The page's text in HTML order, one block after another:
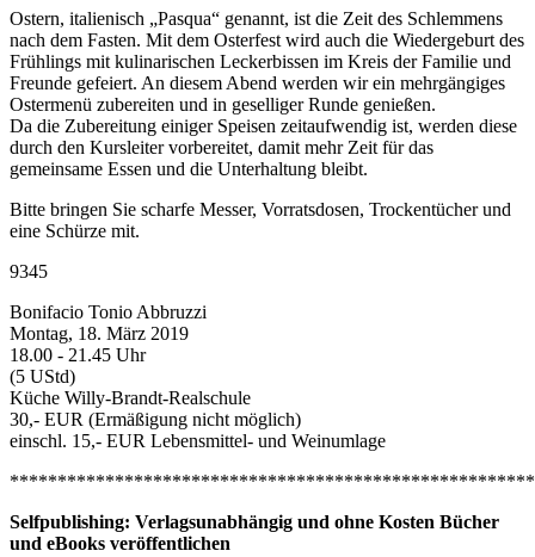
Ostern, italienisch „Pasqua“ genannt, ist die Zeit des Schlemmens
nach dem Fasten. Mit dem Osterfest wird auch die Wiedergeburt des
Frühlings mit kulinarischen Leckerbissen im Kreis der Familie und
Freunde gefeiert. An diesem Abend werden wir ein mehrgängiges
Ostermenü zubereiten und in geselliger Runde genießen.
Da die Zubereitung einiger Speisen zeitaufwendig ist, werden diese
durch den Kursleiter vorbereitet, damit mehr Zeit für das
gemeinsame Essen und die Unterhaltung bleibt.
Bitte bringen Sie scharfe Messer, Vorratsdosen, Trockentücher und
eine Schürze mit.
9345
Bonifacio Tonio Abbruzzi
Montag, 18. März 2019
18.00 - 21.45 Uhr
(5 UStd)
Küche Willy-Brandt-Realschule
30,- EUR (Ermäßigung nicht möglich)
einschl. 15,- EUR Lebensmittel- und Weinumlage
Selfpublishing: Verlagsunabhängig und ohne Kosten Bücher
und eBooks veröffentlichen